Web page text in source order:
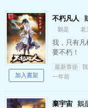
不朽凡人
鵝是 老
我，只有凡
要不朽！
最新章節
一年前
加入書架
棄宇宙 鵝